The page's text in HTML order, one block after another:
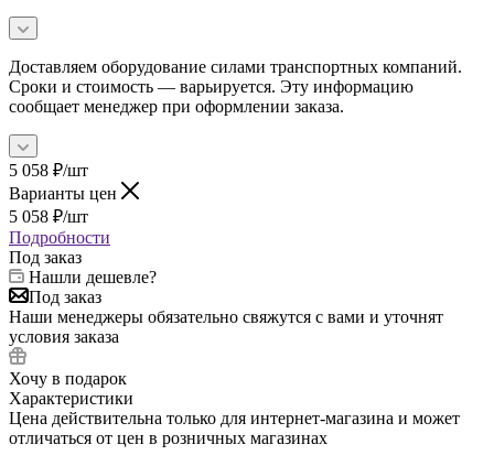
Доставляем оборудование силами транспортных компаний.
Сроки и стоимость — варьируется. Эту информацию
сообщает менеджер при оформлении заказа.
5 058 ₽/шт
Варианты цен
5 058 ₽/шт
Подробности
Под заказ
Нашли дешевле?
Под заказ
Наши менеджеры обязательно свяжутся с вами и уточнят
условия заказа
Хочу в подарок
Характеристики
Цена действительна только для интернет-магазина и может
отличаться от цен в розничных магазинах